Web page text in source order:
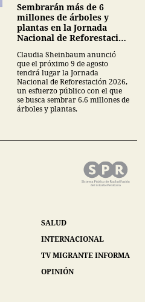
Sembrarán más de 6
millones de árboles y
plantas en la Jornada
Nacional de Reforestación
Claudia Sheinbaum anunció
que el próximo 9 de agosto
tendrá lugar la Jornada
Nacional de Reforestación 2026,
un esfuerzo público con el que
se busca sembrar 6.6 millones de
árboles y plantas.
SALUD
INTERNACIONAL
TV MIGRANTE INFORMA
OPINIÓN